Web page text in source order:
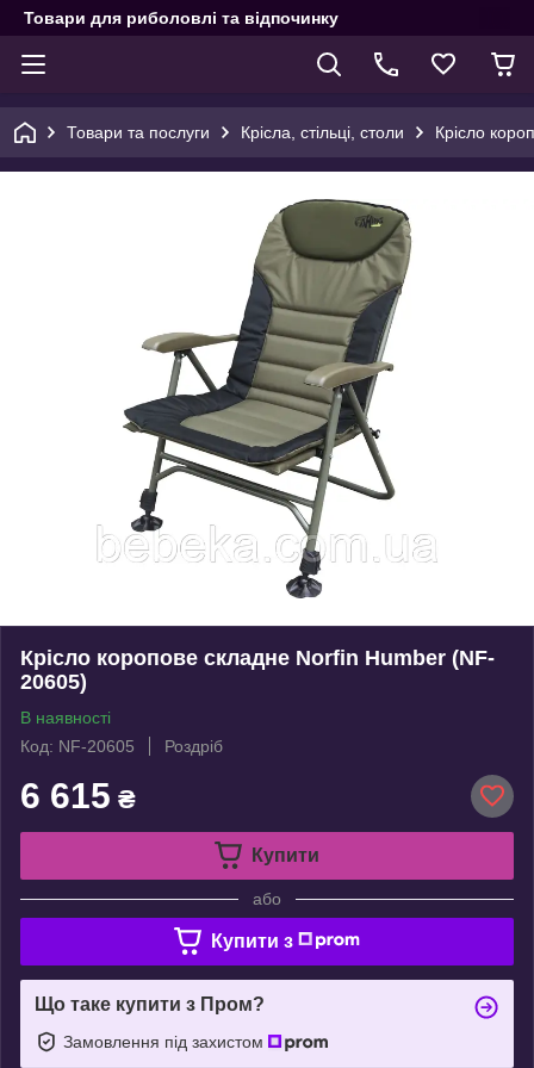
Товари для риболовлі та відпочинку
Товари та послуги Крісла, стільці, столи Крісло
Крісло коропове складне Norfin Humber (NF-
20605)
В наявності
Код: NF-20605
Роздріб
6 615 ₴
Купити
або
Купити з
Що таке купити з Пром?
Замовлення під захистом